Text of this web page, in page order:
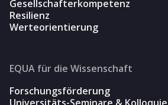
Gesellschafterkompetenz
Resilienz
Werteorientierung
EQUA für die Wissenschaft
Forschungsförderung